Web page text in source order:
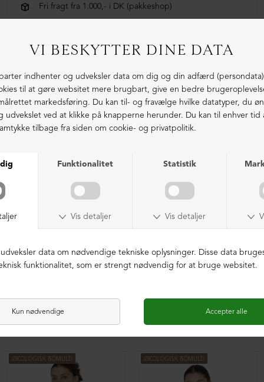
Fri fragt fra 1.000,- i DK (pakkeshop)
LIGNENDE PRODUKTER
Oversize bluse med plisse
DKK 1.599,00
Oversize bluse med plisse
ØKOLOGISK BOMULD ØKOLOGISK BOMULD